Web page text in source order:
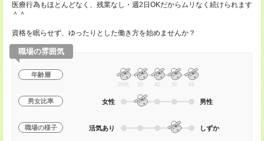
医療行為もほとんどなく、残業なし・週2日OKだからムリなく続けられます
＾＾
資格を眠らせず、ゆったりとした働き方を始めませんか？
職場の雰囲気
年齢層
20代 30 40 50 60
男女比率 女性 男性
職場の様子 活気あり しずか